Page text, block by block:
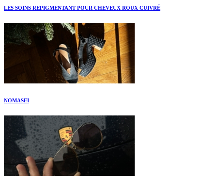
LES SOINS REPIGMENTANT POUR CHEVEUX ROUX CUIVRÉ
NOMASEI